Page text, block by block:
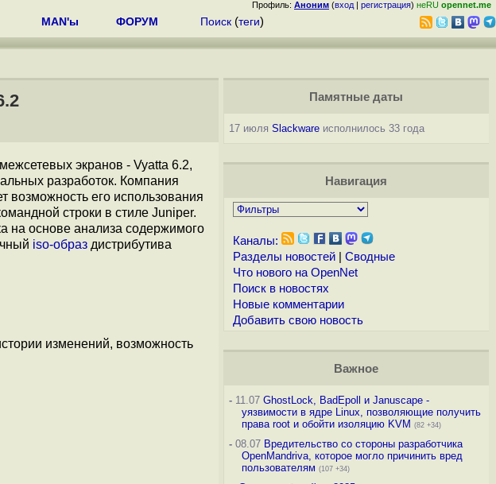
Профиль: Аноним (вход | регистрация) неRU opennet.me
MAN'ы ФОРУМ Поиск (теги)
экранов - Vyatta 6.2,
разработок. Компания
возможность его использования
строки в стиле Juniper.
на основе анализа содержимого
iso-образ дистрибутива
изменений, возможность
Памятные даты
17 июля Slackwareисполнилось 33 года
Навигация
Каналы:
Разделы новостей| Сводные
Что нового на OpenNet
Поиск в новостях
Новые комментарии
Добавить свою новость
Важное
-11.07 GhostLock, BadEpoll и Januscape -
уязвимости в ядре Linux, позволяющие получить
права root и обойти изоляцию KVM (82 +34)
-08.07 Вредительство со стороны разработчика
OpenMandriva, которое могло причинить вред
пользователям (107 +34)